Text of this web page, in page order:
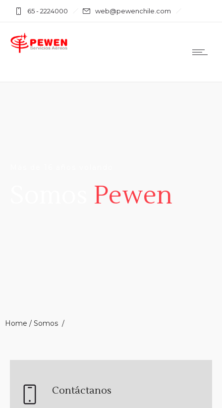
65 - 2224000 web@pewenchile.com
Pewen
Home / Somos /
Contáctanos